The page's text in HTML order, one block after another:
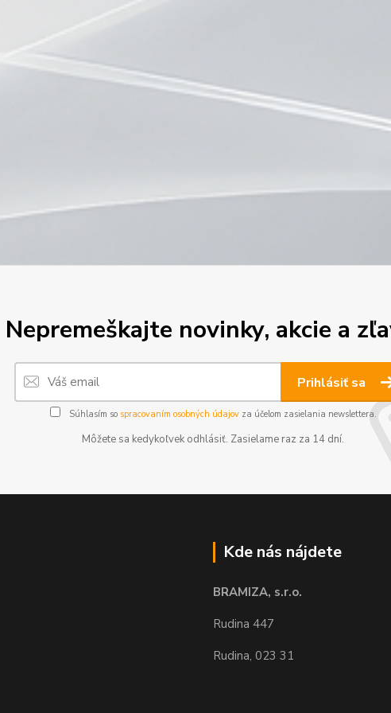
Nepremeškajte novinky, akcie a
Prihlásiť sa
Súhlasím so spracovaním osobných údajovza účelom zasielania newslettera.
Môžete sa kedykoľvek odhlásiť. Zasielame raz za 14 dní.
Kde nás nájdete
BRAMIZA, s.r.o.
Rudina 447
Rudina, 023 31